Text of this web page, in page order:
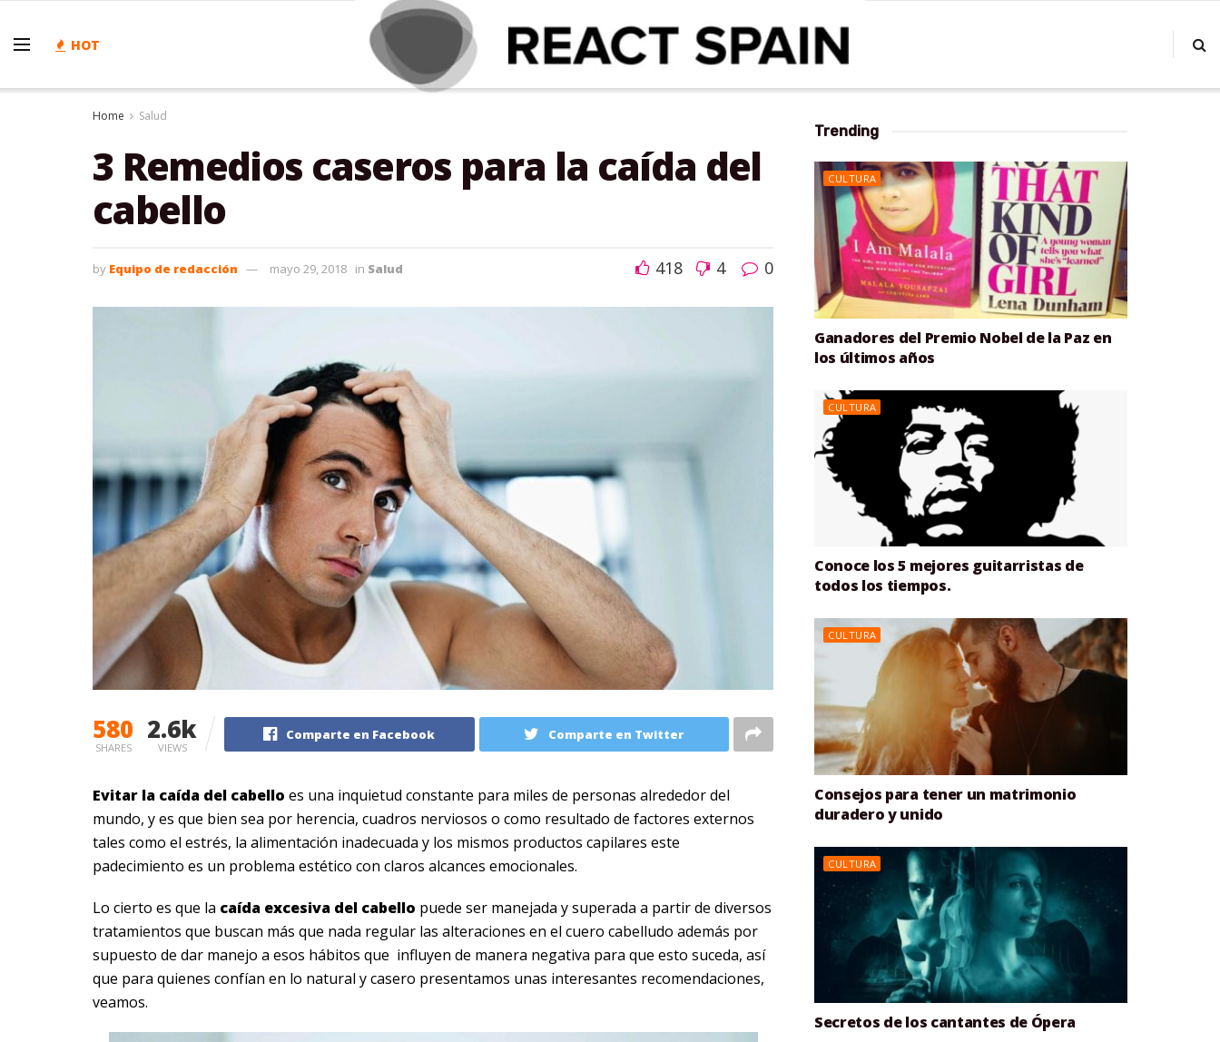
HOT
Home Salud
3 Remedios caseros para la caída del
cabello
by Equipo de redacción mayo 29, 2018 in Salud 418 4 0
580
SHARES
2.6k
VIEWS
Comparte en Facebook Comparte en Twitter
Evitar la caída del cabello es una inquietud constante para miles de personas alrededor del
mundo, y es que bien sea por herencia, cuadros nerviosos o como resultado de factores externos
tales como el estrés, la alimentación inadecuada y los mismos productos capilares este
padecimiento es un problema estético con claros alcances emocionales.
Lo cierto es que la caída excesiva del cabello puede ser manejada y superada a partir de diversos
tratamientos que buscan más que nada regular las alteraciones en el cuero cabelludo además por
supuesto de dar manejo a esos hábitos que influyen de manera negativa para que esto suceda, así
que para quienes confían en lo natural y casero presentamos unas interesantes recomendaciones,
veamos.
Trending
CULTURA
Ganadores del Premio Nobel de la Paz en
los últimos años
CULTURA
Conoce los 5 mejores guitarristas de
todos los tiempos.
CULTURA
Consejos para tener un matrimonio
duradero y unido
CULTURA
Secretos de los cantantes de Ópera